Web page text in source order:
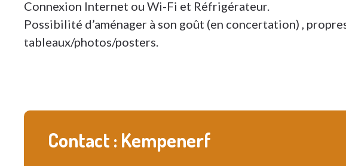
Connexion Internet ou Wi-Fi et Réfrigérateur.
Possibilité d’aménager à son goût (en concertation) ,
tableaux/photos/posters.
Contact : Kempenerf